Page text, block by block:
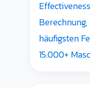
häufigsten
15.000+